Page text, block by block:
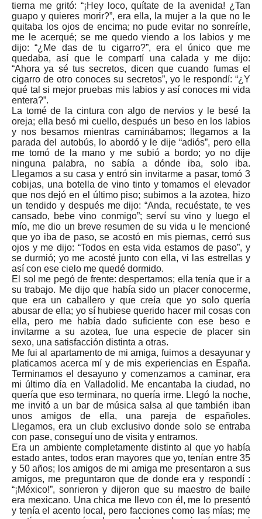
tierna me gritó: “¡Hey loco, quítate de la avenida! ¿Tan
guapo y quieres morir?”, era ella, la mujer a la que no le
quitaba los ojos de encima; no pude evitar no sonreírle,
me le acerqué; se me quedo viendo a los labios y me
dijo: “¿Me das de tu cigarro?”, era el único que me
quedaba, así que le compartí una calada y me dijo:
“Ahora ya sé tus secretos, dicen que cuando fumas el
cigarro de otro conoces su secretos”, yo le respondí: “¿Y
qué tal si mejor pruebas mis labios y así conoces mi vida
entera?”.
La tomé de la cintura con algo de nervios y le besé la
oreja; ella besó mi cuello, después un beso en los labios
y nos besamos mientras caminábamos; llegamos a la
parada del autobús, lo abordó y le dije “adiós”, pero ella
me tomó de la mano y me subió a bordo; yo no dije
ninguna palabra, no sabía a dónde iba, solo iba.
Llegamos a su casa y entró sin invitarme a pasar, tomó 3
cobijas, una botella de vino tinto y tomamos el elevador
que nos dejó en el último piso; subimos a la azotea, hizo
un tendido y después me dijo: “Anda, recuéstate, te ves
cansado, bebe vino conmigo”; serví su vino y luego el
mío, me dio un breve resumen de su vida u le mencioné
que yo iba de paso, se acostó en mis piernas, cerró sus
ojos y me dijo: “Todos en esta vida estamos de paso”, y
se durmió; yo me acosté junto con ella, vi las estrellas y
así con ese cielo me quedé dormido.
El sol me pegó de frente: despertamos; ella tenía que ir a
su trabajo. Me dijo que había sido un placer conocerme,
que era un caballero y que creía que yo solo quería
abusar de ella; yo sí hubiese querido hacer mil cosas con
ella, pero me había dado suficiente con ese beso e
invitarme a su azotea, fue una especie de placer sin
sexo, una satisfacción distinta a otras.
Me fui al apartamento de mi amiga, fuimos a desayunar y
platicamos acerca mí y de mis experiencias en España.
Terminamos el desayuno y comenzamos a caminar, era
mi último día en Valladolid. Me encantaba la ciudad, no
quería que eso terminara, no quería irme. Llegó la noche,
me invitó a un bar de música salsa al que también iban
unos amigos de ella, una pareja de españoles.
Llegamos, era un club exclusivo donde solo se entraba
con pase, conseguí uno de visita y entramos.
Era un ambiente completamente distinto al que yo había
estado antes, todos eran mayores que yo, tenían entre 35
y 50 años; los amigos de mi amiga me presentaron a sus
amigos, me preguntaron que de donde era y respondí :
“¡México!”, sonrieron y dijeron que su maestro de baile
era mexicano. Una chica me llevo con él, me lo presentó
y tenía el acento local, pero facciones como las mías; me